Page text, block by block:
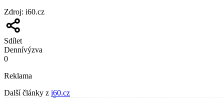
Zdroj: i60.cz
Sdílet
Dennívýzva
0
Reklama
Další články z i60.cz